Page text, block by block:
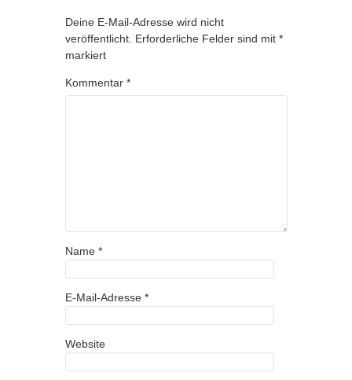
Deine E-Mail-Adresse wird nicht
veröffentlicht. Erforderliche Felder sind mit *
markiert
Kommentar *
Name *
E-Mail-Adresse *
Website